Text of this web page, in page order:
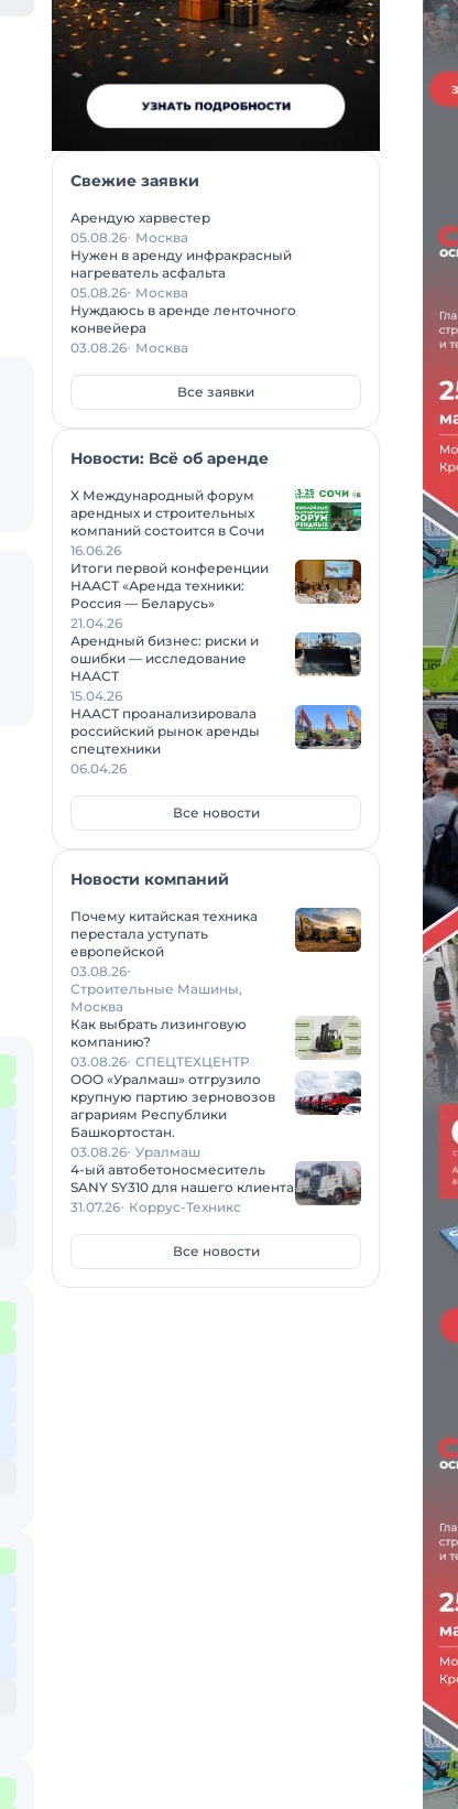
Свежие заявки
Арендую харвестер
05.08.26 Москва
Нужен в аренду инфракрасный
нагреватель асфальта
05.08.26 Москва
Нуждаюсь в аренде ленточного
конвейера
03.08.26 Москва
Все заявки
Новости: Всё об аренде
X Международный форум
арендных и строительных
компаний состоится в Сочи
16.06.26
Итоги первой конференции
НААСТ «Аренда техники:
Россия — Беларусь»
21.04.26
Арендный бизнес: риски и
ошибки — исследование
НААСТ
15.04.26
НААСТ проанализировала
российский рынок аренды
спецтехники
06.04.26
Все новости
Новости компаний
Почему китайская техника
перестала уступать
европейской
03.08.26
Строительные Машины,
Москва
Как выбрать лизинговую
компанию?
03.08.26 СПЕЦТЕХЦЕНТР
ООО «Уралмаш» отгрузило
крупную партию зерновозов
аграриям Республики
Башкортостан.
03.08.26 Уралмаш
4-ый автобетоносмеситель
SANY SY310 для нашего клиента
31.07.26 Коррус-Техникс
Все новости